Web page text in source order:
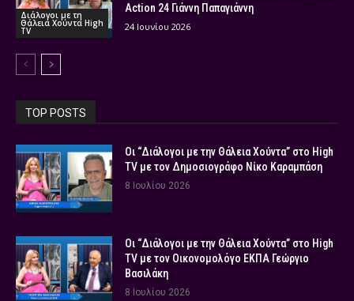
Διάλογοι με τη
Θάλεια Χούντα High
TV
Action 24 Γιάννη Παπαγιάννη
24 Ιουνίου 2026
TOP POSTS
Οι “Διάλογοι με την Θάλεια Χούντα” στο High
TV με τον Δημοσιογράφο Νίκο Καραμπάση
8 Ιουλίου 2026
Οι “Διάλογοι με την Θάλεια Χούντα” στο High
TV με τον Οικονομολόγο ΕΚΠΑ Γεώργιο
Βασιλάκη
8 Ιουλίου 2026